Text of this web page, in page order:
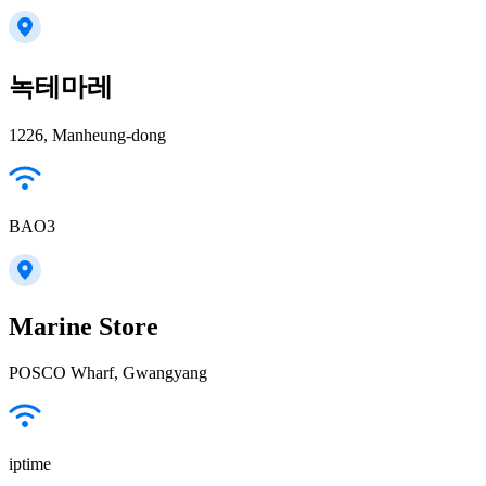
녹테마레
1226, Manheung-dong
BAO3
Marine Store
POSCO Wharf, Gwangyang
iptime